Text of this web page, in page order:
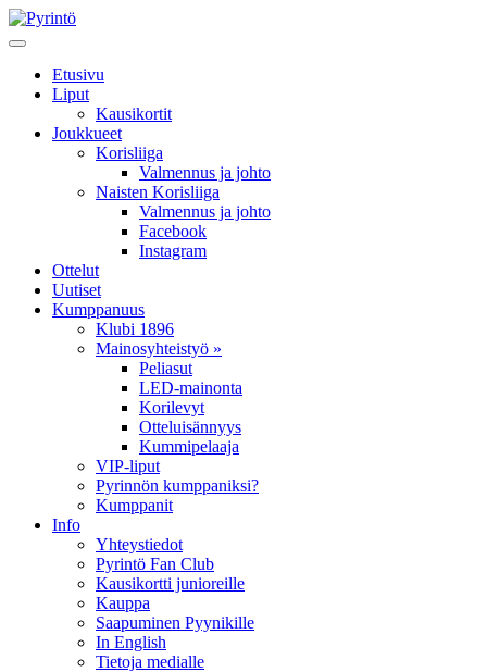
Etusivu
Liput
Kausikortit
Joukkueet
Korisliiga
Valmennus ja johto
Naisten Korisliiga
Valmennus ja johto
Facebook
Instagram
Ottelut
Uutiset
Kumppanuus
Klubi 1896
Mainosyhteistyö »
Peliasut
LED-mainonta
Korilevyt
Otteluisännyys
Kummipelaaja
VIP-liput
Pyrinnön kumppaniksi?
Kumppanit
Info
Yhteystiedot
Pyrintö Fan Club
Kausikortti junioreille
Kauppa
Saapuminen Pyynikille
In English
Tietoja medialle